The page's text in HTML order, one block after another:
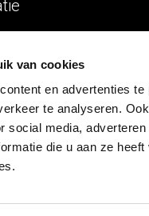
van cookies
en advertenties
te analyseren.
social media,
die u aan ze
Design